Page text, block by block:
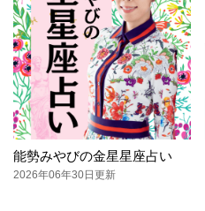
能勢みやびの金星星座占い
2026年06年30日更新